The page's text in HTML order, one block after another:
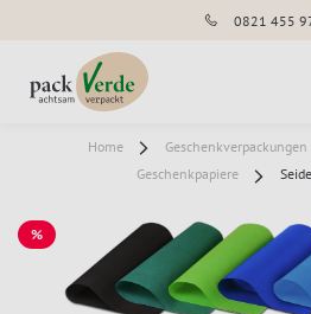
0821 455
Home
Geschenkpapiere
%